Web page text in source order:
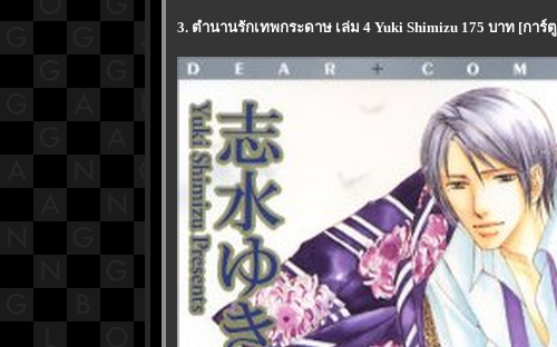
3. ตำนานรักเทพกระดาษ เล่ม 4 Yuki Shimizu 175 บาท [การ์